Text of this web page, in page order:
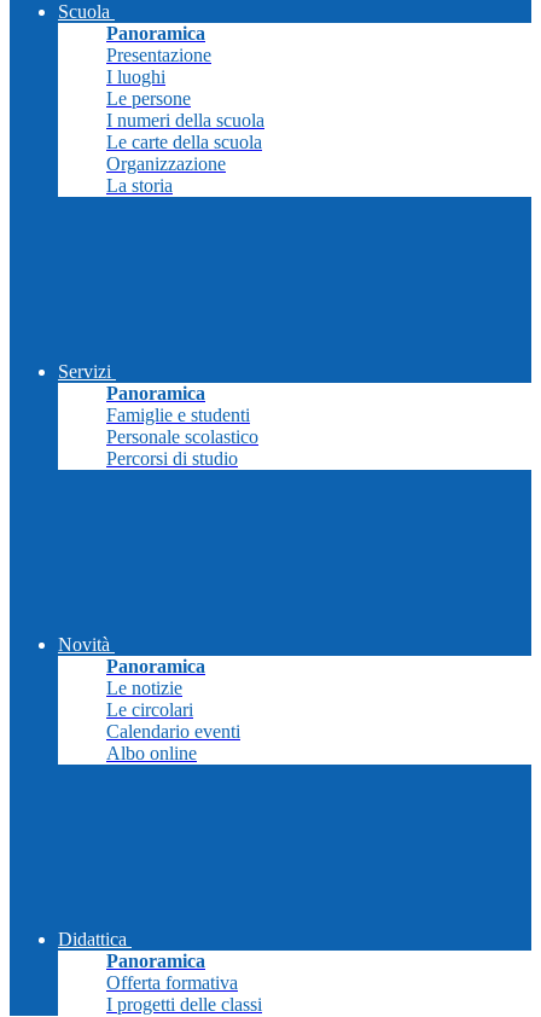
Scuola
Panoramica
Presentazione
I luoghi
Le persone
I numeri della scuola
Le carte della scuola
Organizzazione
La storia
Servizi
Panoramica
Famiglie e studenti
Personale scolastico
Percorsi di studio
Novità
Panoramica
Le notizie
Le circolari
Calendario eventi
Albo online
Didattica
Panoramica
Offerta formativa
I progetti delle classi